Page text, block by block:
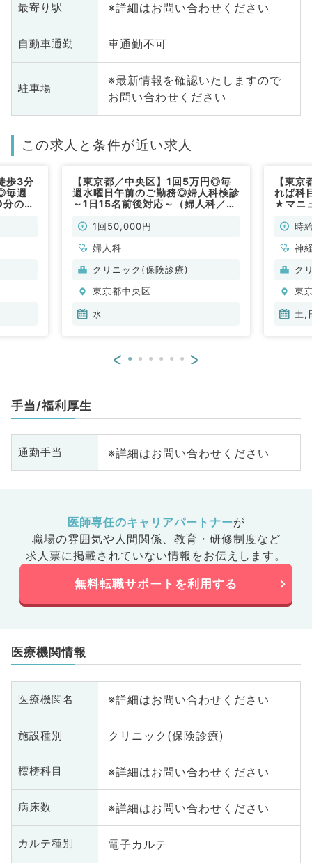
最寄り駅 ※詳細はお問い合わせください
自動車通勤 車通勤不可
駐車場
※最新情報を確認いたしますので
お問い合わせください
この求人と条件が近い求人
歩3分
毎週
の勤
【東京都／中央区】1回5万円◎毎
週水曜日午前のご勤務◎婦人科検診
～1日15名前後対応～（婦人科／非
1回50,000円
婦人科
クリニック(保険診療)
東京都中央区
水
【東
れば科
★マニ
時給1
時
神
ル
脳
管
科
ク
東
土,
< >
手当/福利厚生
通勤手当 ※詳細はお問い合わせください
医師専任のキャリアパートナーが
職場の雰囲気や人間関係、 教育・研修制度など
求人票に掲載されていない情報をお伝えします。
無料転職サポートを利用する
医療機関情報
医療機関名 ※詳細はお問い合わせください
施設種別 クリニック(保険診療)
標榜科目 ※詳細はお問い合わせください
病床数 ※詳細はお問い合わせください
カルテ種別 電子カルテ